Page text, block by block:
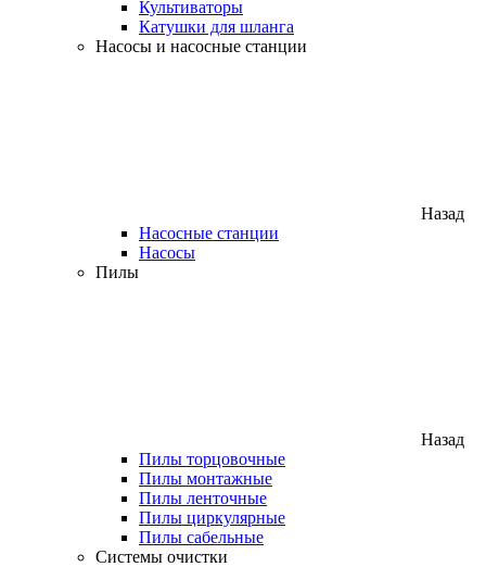
Культиваторы
Катушки для шланга
Насосы и насосные станции
Назад
Насосные станции
Насосы
Пилы
Назад
Пилы торцовочные
Пилы монтажные
Пилы ленточные
Пилы циркулярные
Пилы сабельные
Системы очистки